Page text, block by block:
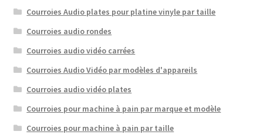
Courroies Audio plates pour platine vinyle par taille
Courroies audio rondes
Courroies audio vidéo carrées
Courroies Audio Vidéo par modèles d'appareils
Courroies audio vidéo plates
Courroies pour machine à pain par marque et modèle
Courroies pour machine à pain par taille